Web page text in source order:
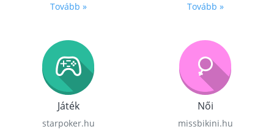
Tovább » Tovább »
Játék
starpoker.hu
Női
missbikini.hu